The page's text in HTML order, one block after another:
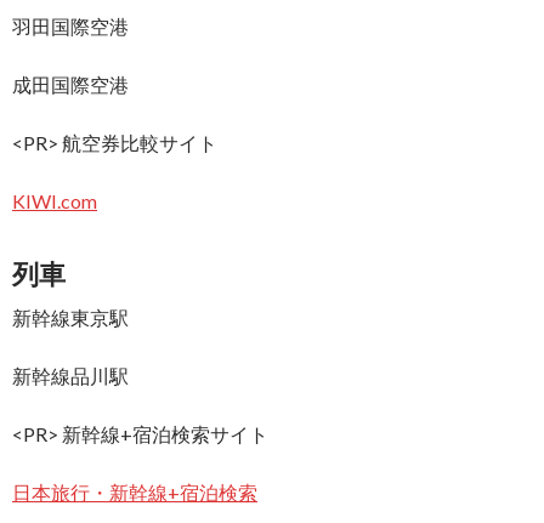
羽田国際空港
成田国際空港
<PR> 航空券比較サイト
KIWI.com
列車
新幹線東京駅
新幹線品川駅
<PR> 新幹線+宿泊検索サイト
日本旅行・新幹線+宿泊検索